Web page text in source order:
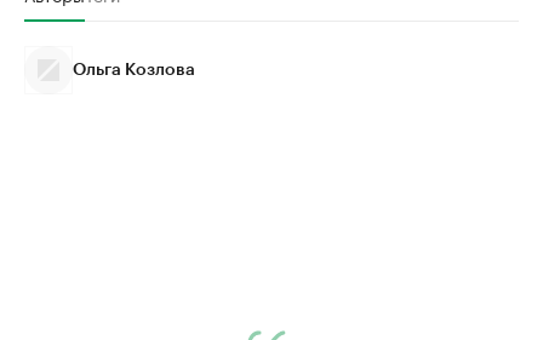
Ольга Козлова